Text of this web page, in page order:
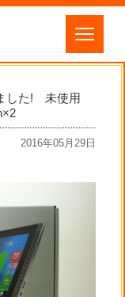
した! 未使用
2016年05月29日